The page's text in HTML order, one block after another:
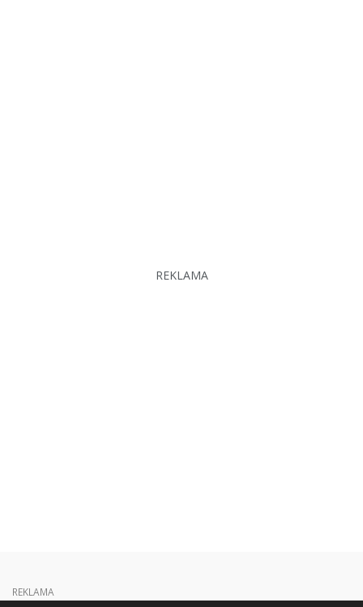
REKLAMA
REKLAMA